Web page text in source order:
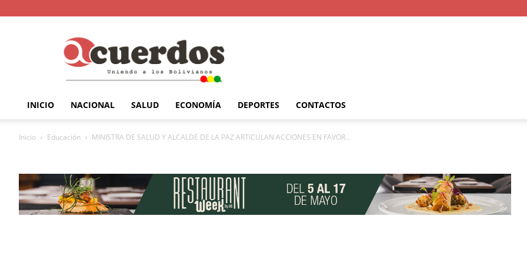
INICIO NACIONAL SALUD ECONOMÍA DEPORTES CONTACTOS
Inicio Educación MINISTRA DE SALUD Y ALCALDE DE LA PAZ ARTICULAN ACCIONES EN FAVOR...